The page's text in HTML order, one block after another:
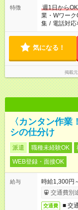
特徴 週1日からOK
業・Wワーク
集 / 電話対応
気になる！
掲載
〈カンタン作
シの仕分け
派遣 職種未経験OK
WEB登録・面接OK
給与
時給1,300円
交通費別
交通費 ■ 交